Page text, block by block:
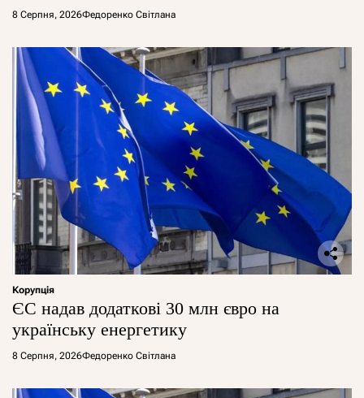
8 Серпня, 2026Федоренко Світлана
Корупція
ЄС надав додаткові 30 млн євро на
українську енергетику
8 Серпня, 2026Федоренко Світлана